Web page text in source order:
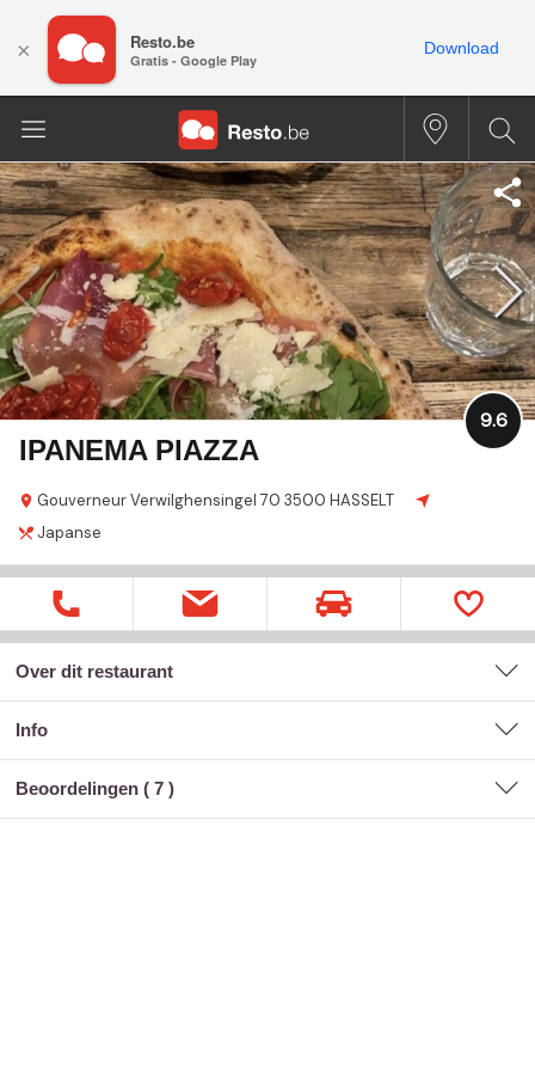
IPANEMA PIAZZA
Gouverneur Verwilghensingel 70 3500 HASSELT
9.6
Japanse
Over dit restaurant
Info
Beoordelingen ( 7 )
× Resto.be
Gratis - Google Play
Download